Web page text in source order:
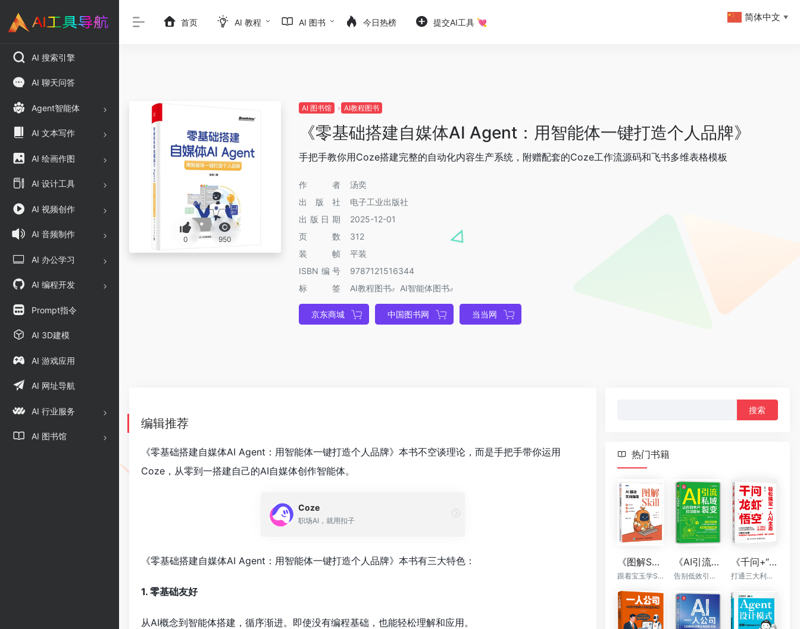
AI 搜索引擎
AI 聊天问答
Agent智能体
AI 文本写作
AI 绘画作图
AI 设计工具
AI 视频创作
AI 音频制作
AI 办公学习
AI 编程开发
Prompt指令
AI 3D建模
AI 游戏应用
AI 网址导航
AI 行业服务
AI 图书馆
首页 AI 教程 AI 图书 今日热榜 提交AI工具 💘
0 950
AI 图书馆 AI教程图书
《零基础搭建自媒体AI Agent：用智能体一键打造个人品牌》
手把手教你用Coze搭建完整的自动化内容生产系统，附赠配套的Coze工作流源码和飞书多维表格模板
作者
汤奕
出版社
电子工业出版社
出版日期
2025-12-01
页数
312
装帧
平装
ISBN编号
9787121516344
标签
AI教程图书 AI智能体图书
京东商城 中国图书网 当当网
编辑推荐
《零基础搭建自媒体AI Agent：用智能体一键打造个人品牌》本书不空谈理论，而是手把手带你运用
Coze，从零到一搭建自己的AI自媒体创作智能体。
Coze
职场AI，就用扣子
《零基础搭建自媒体AI Agent：用智能体一键打造个人品牌》本书有三大特色：
1. 零基础友好
从AI概念到智能体搭建，循序渐进。即使没有编程基础，也能轻松理解和应用。
热门书籍
《图解Skill：AI提效实战指南》
跟着宝玉学Skill，让你的AI自动出活
《AI引流私域裂变：让你的客户持续增长》
告别低效引流，AI帮你轻松实现裂变
《千问+“龙虾”+“悟空”：轻松搞定一人AI生态》
打通三大利器，千问提示词，OpenClaw自动执行，“悟空”全能落地
简体中文 ▼